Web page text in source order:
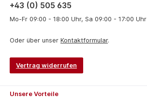
+43 (0) 505 635
Mo-Fr 09:00 - 18:00 Uhr, Sa 09:00 - 17:00 Uhr
Oder über unser Kontaktformular.
Vertrag widerrufen
Unsere Vorteile